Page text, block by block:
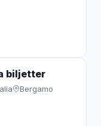
biljetter
Bergamo